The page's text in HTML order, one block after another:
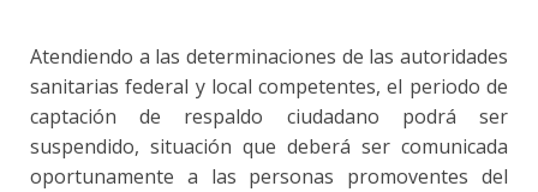
Atendiendo a las determinaciones de las autoridades
sanitarias federal y local competentes, el periodo de
captación de respaldo ciudadano podrá ser
suspendido, situación que deberá ser comunicada
oportunamente a las personas promoventes del